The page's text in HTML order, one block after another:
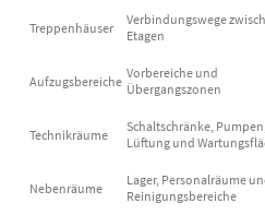
Treppenhäuser
Verbindungswege
Etagen
Aufzugsbereiche
Vorbereiche und
Übergangszonen
Technikräume
Schaltschränke, Pumpen,
Lüftung und
Nebenräume
Lager, Personalräume
Reinigungsbereiche